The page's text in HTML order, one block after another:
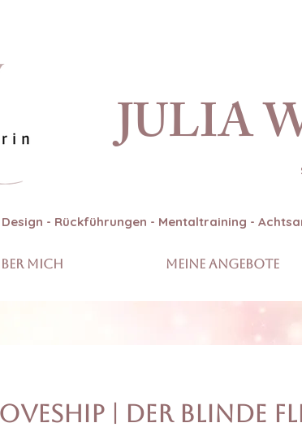
JULIA
- Rückführungen - Mentaltraining -
mich Meine Angebote
| der Blinde